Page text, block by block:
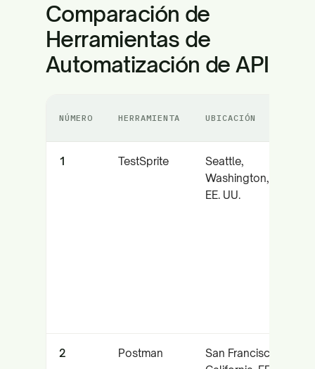
Comparación de
Herramientas de
Automatización de API
NÚMERO HERRAMIENTA UBICACIÓN
1 TestSprite
Seattle,
Washington,
EE. UU.
2 Postman
San Francisco,